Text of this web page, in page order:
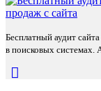
Бесплатный аудит
в поисковых системах.